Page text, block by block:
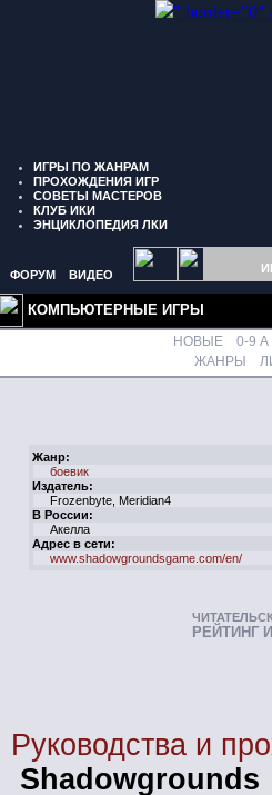
" border="0"
ИГРЫ ПО ЖАНРАМ
ПРОХОЖДЕНИЯ ИГР
СОВЕТЫ МАСТЕРОВ
КЛУБ ИКИ
ЭНЦИКЛОПЕДИЯ ЛКИ
ФОРУМ ВИДЕО
КОМПЬЮТЕРНЫЕ ИГРЫ
НОВЫЕ 0-9 A
ЖАНРЫ
Жанр:
боевик
Издатель:
Frozenbyte, Meridian4
В России:
Акелла
Адрес в сети:
www.shadowgroundsgame.com/en/
РЕЙТИНГ
Руководства и
Shadowgrounds